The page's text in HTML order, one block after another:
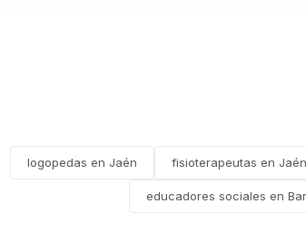
logopedas en Jaén fisioterapeutas en Jaén
educadores sociales en